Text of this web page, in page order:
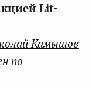
Lit-
Камышов
по